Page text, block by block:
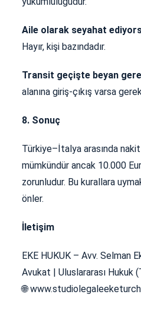
Aile olarak seyahat
Hayır, kişi bazındadır.
Transit geçişte beyan
alanına giriş-çıkış varsa
8. Sonuç
Türkiye–İtalya arasında
mümkündür ancak 10.000
zorunludur. Bu kurallara
önler.
İletişim
EKE HUKUK – Avv. Selman
Avukat | Uluslararası Hukuk
🌐